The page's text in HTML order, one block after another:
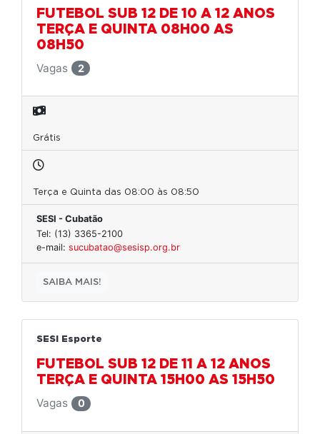
FUTEBOL SUB 12 DE 10 A 12 ANOS
TERÇA E QUINTA 08H00 AS
08H50
Vagas
2
Grátis
Terça e Quinta das 08:00 às 08:50
SESI - Cubatão
Tel: (13) 3365-2100
e-mail: sucubatao@sesisp.org.br
SAIBA MAIS!
SESI Esporte
FUTEBOL SUB 12 DE 11 A 12 ANOS
TERÇA E QUINTA 15H00 AS 15H50
Vagas
0